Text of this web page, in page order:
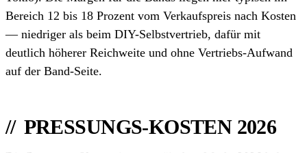
Bereich 12 bis 18 Prozent vom Verkaufspreis nach Kosten
— niedriger als beim DIY-Selbstvertrieb, dafür mit
deutlich höherer Reichweite und ohne Vertriebs-Aufwand
auf der Band-Seite.
PRESSUNGS-KOSTEN 2026